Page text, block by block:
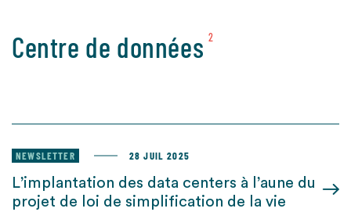
Centre de données 2
NEWSLETTER 28 JUIL 2025
L’implantation des data centers à l’aune du
projet de loi de simplification de la vie